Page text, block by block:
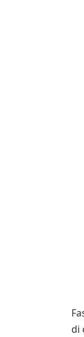
di